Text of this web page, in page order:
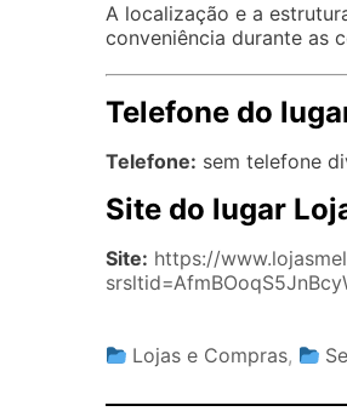
A localização e a
conveniência durante as
Telefone do
Telefone: sem telefone
Site do lugar
Site: https://
Lojas e Compras,